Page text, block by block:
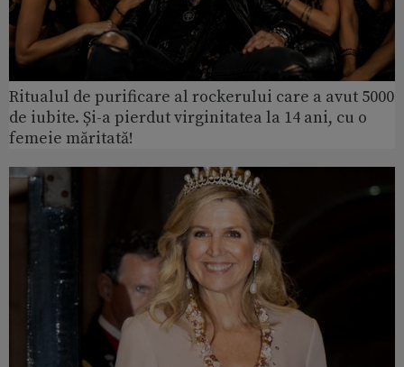
Ritualul de purificare al rockerului care a avut 5000
de iubite. Și-a pierdut virginitatea la 14 ani, cu o
femeie măritată!